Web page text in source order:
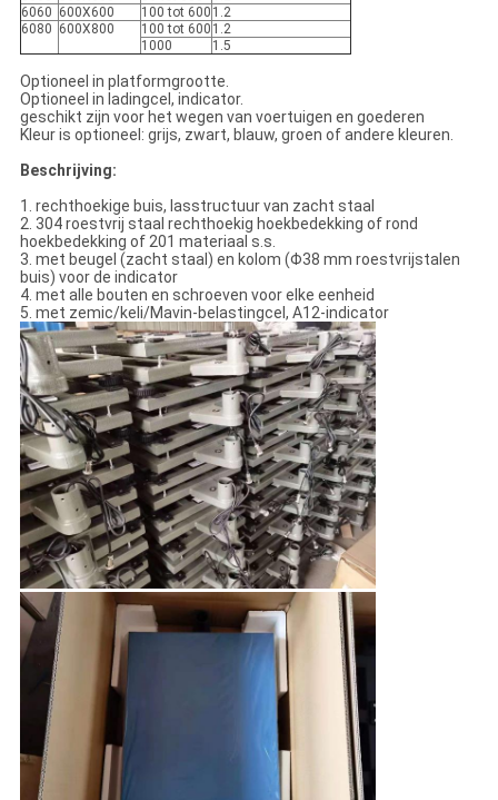
6060 600X600 100 tot 600 1.2
6080 600X800 100 tot 600 1.2
1000
1.5
Optioneel in platformgrootte.
Optioneel in ladingcel, indicator.
geschikt zijn voor het wegen van voertuigen en goederen
Kleur is optioneel: grijs, zwart, blauw, groen of andere kleuren.
Beschrijving:
1. rechthoekige buis, lasstructuur van zacht staal
2. 304 roestvrij staal rechthoekig hoekbedekking of rond
hoekbedekking of 201 materiaal s.s.
3. met beugel (zacht staal) en kolom (Φ38 mm roestvrijstalen
buis) voor de indicator
4. met alle bouten en schroeven voor elke eenheid
5. met zemic/keli/Mavin-belastingcel, A12-indicator